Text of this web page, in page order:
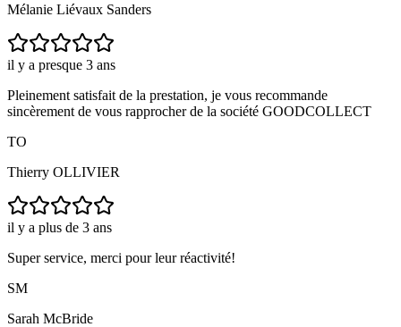
Mélanie Liévaux Sanders
il y a presque 3 ans
Pleinement satisfait de la prestation, je vous recommande
sincèrement de vous rapprocher de la société GOODCOLLECT
TO
Thierry OLLIVIER
il y a plus de 3 ans
Super service, merci pour leur réactivité!
SM
Sarah McBride